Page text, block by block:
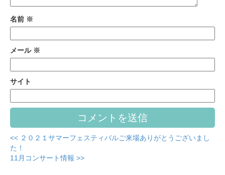
名前 ※
メール ※
サイト
<< ２０２１サマーフェスティバルご来場ありがとうございまし
た！
11月コンサート情報 >>